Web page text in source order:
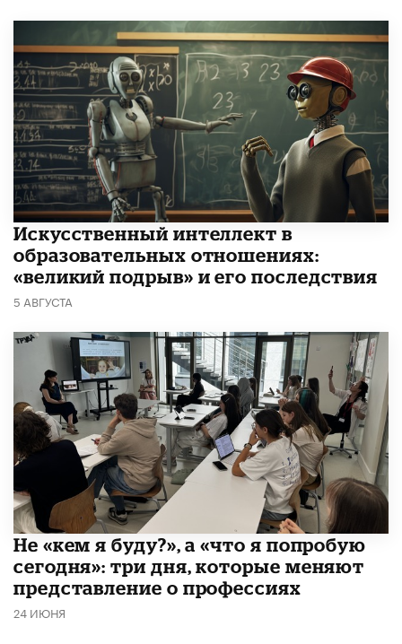
​Искусственный интеллект в
образовательных отношениях:
«великий подрыв» и его последствия
5 АВГУСТА
Не «кем я буду?», а «что я попробую
сегодня»: три дня, которые меняют
представление о профессиях
24 ИЮНЯ